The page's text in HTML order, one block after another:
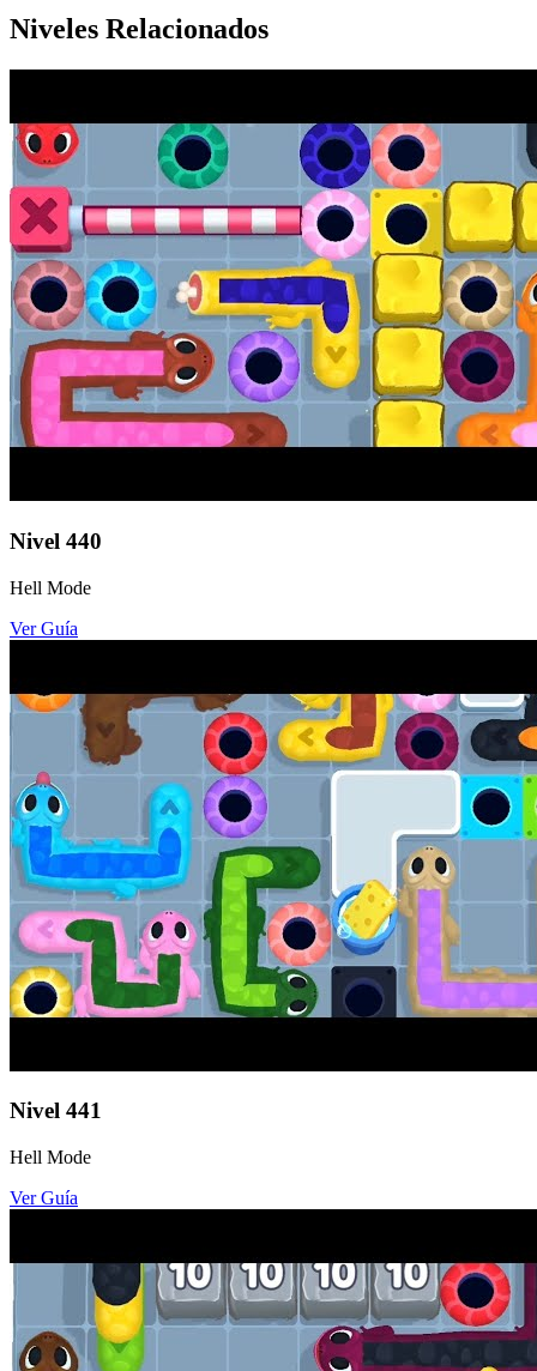
Niveles Relacionados
Nivel 440
Hell Mode
Ver Guía
Nivel 441
Hell Mode
Ver Guía